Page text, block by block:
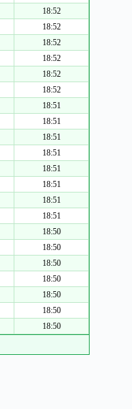
18:52
18:52
18:52
18:52
18:52
18:52
18:51
18:51
18:51
18:51
18:51
18:51
18:51
18:51
18:50
18:50
18:50
18:50
18:50
18:50
18:50